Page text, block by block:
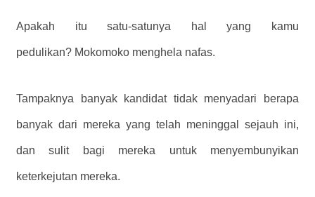
Apakah itu satu-satunya hal yang kamu
pedulikan? Mokomoko menghela nafas.
Tampaknya banyak kandidat tidak menyadari berapa
banyak dari mereka yang telah meninggal sejauh ini,
dan sulit bagi mereka untuk menyembunyikan
keterkejutan mereka.